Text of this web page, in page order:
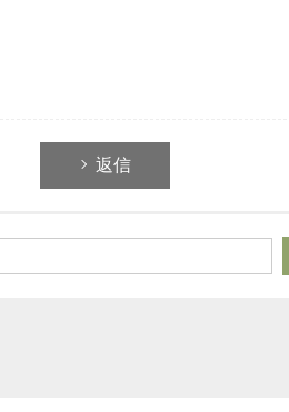
返信